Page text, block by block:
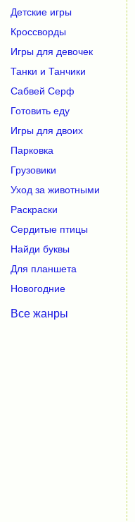
Детские игры
Кроссворды
Игры для девочек
Танки и Танчики
Сабвей Серф
Готовить еду
Игры для двоих
Парковка
Грузовики
Уход за животными
Раскраски
Сердитые птицы
Найди буквы
Для планшета
Новогодние
Все жанры